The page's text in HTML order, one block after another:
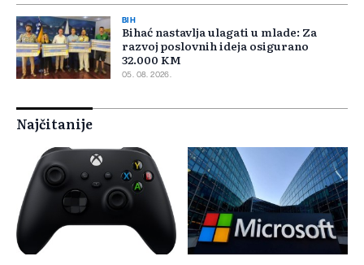
BIH
Bihać nastavlja ulagati u mlade: Za
razvoj poslovnih ideja osigurano
32.000 KM
05. 08. 2026.
Najčitanije